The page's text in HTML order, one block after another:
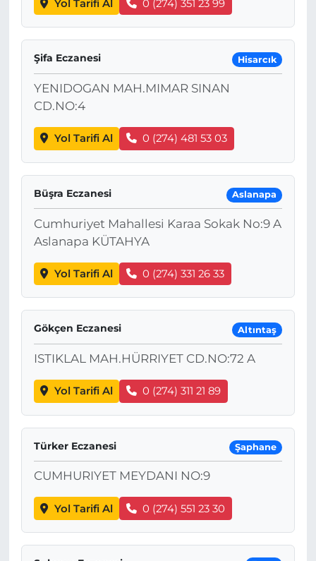
Yol Tarifi Al 0 (274) 351 23 99
Şifa Eczanesi Hisarcık
YENIDOGAN MAH.MIMAR SINAN
CD.NO:4
Yol Tarifi Al 0 (274) 481 53 03
Büşra Eczanesi Aslanapa
Cumhuriyet Mahallesi Karaa Sokak No:9 A
Aslanapa KÜTAHYA
Yol Tarifi Al 0 (274) 331 26 33
Gökçen Eczanesi Altıntaş
ISTIKLAL MAH.HÜRRIYET CD.NO:72 A
Yol Tarifi Al 0 (274) 311 21 89
Türker Eczanesi Şaphane
CUMHURIYET MEYDANI NO:9
Yol Tarifi Al 0 (274) 551 23 30